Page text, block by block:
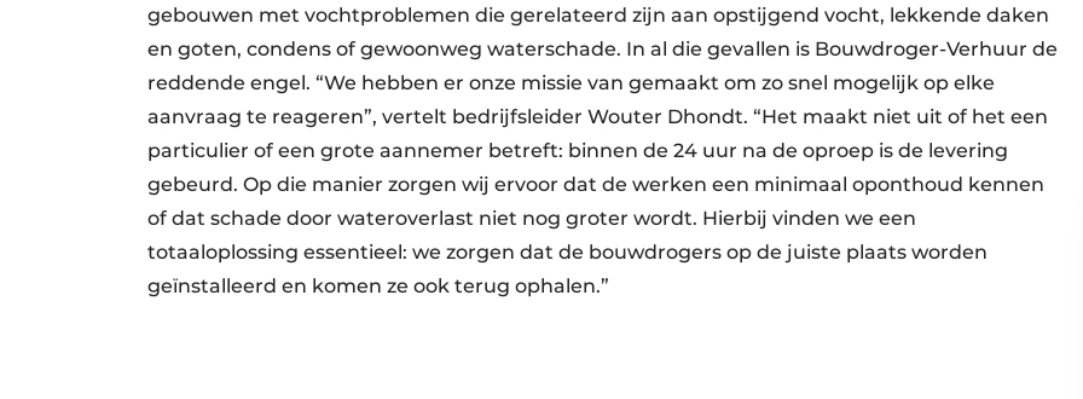
gebouwen met vochtproblemen die gerelateerd zijn aan opstijgend vocht, lekkende daken
en goten, condens of gewoonweg waterschade. In al die gevallen is Bouwdroger-Verhuur de
reddende engel. “We hebben er onze missie van gemaakt om zo snel mogelijk op elke
aanvraag te reageren”, vertelt bedrijfsleider Wouter Dhondt. “Het maakt niet uit of het een
particulier of een grote aannemer betreft: binnen de 24 uur na de oproep is de levering
gebeurd. Op die manier zorgen wij ervoor dat de werken een minimaal oponthoud kennen
of dat schade door wateroverlast niet nog groter wordt. Hierbij vinden we een
totaaloplossing essentieel: we zorgen dat de bouwdrogers op de juiste plaats worden
geïnstalleerd en komen ze ook terug ophalen.”